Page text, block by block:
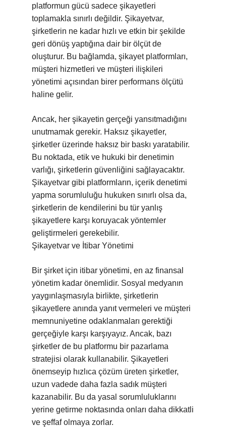
platformun gücü sadece şikayetleri
toplamakla sınırlı değildir. Şikayetvar,
şirketlerin ne kadar hızlı ve etkin bir şekilde
geri dönüş yaptığına dair bir ölçüt de
oluşturur. Bu bağlamda, şikayet platformları,
müşteri hizmetleri ve müşteri ilişkileri
yönetimi açısından birer performans ölçütü
haline gelir.
Ancak, her şikayetin gerçeği yansıtmadığını
unutmamak gerekir. Haksız şikayetler,
şirketler üzerinde haksız bir baskı yaratabilir.
Bu noktada, etik ve hukuki bir denetimin
varlığı, şirketlerin güvenliğini sağlayacaktır.
Şikayetvar gibi platformların, içerik denetimi
yapma sorumluluğu hukuken sınırlı olsa da,
şirketlerin de kendilerini bu tür yanlış
şikayetlere karşı koruyacak yöntemler
geliştirmeleri gerekebilir.
Şikayetvar ve İtibar Yönetimi
Bir şirket için itibar yönetimi, en az finansal
yönetim kadar önemlidir. Sosyal medyanın
yaygınlaşmasıyla birlikte, şirketlerin
şikayetlere anında yanıt vermeleri ve müşteri
memnuniyetine odaklanmaları gerektiği
gerçeğiyle karşı karşıyayız. Ancak, bazı
şirketler de bu platformu bir pazarlama
stratejisi olarak kullanabilir. Şikayetleri
önemseyip hızlıca çözüm üreten şirketler,
uzun vadede daha fazla sadık müşteri
kazanabilir. Bu da yasal sorumluluklarını
yerine getirme noktasında onları daha dikkatli
ve şeffaf olmaya zorlar.